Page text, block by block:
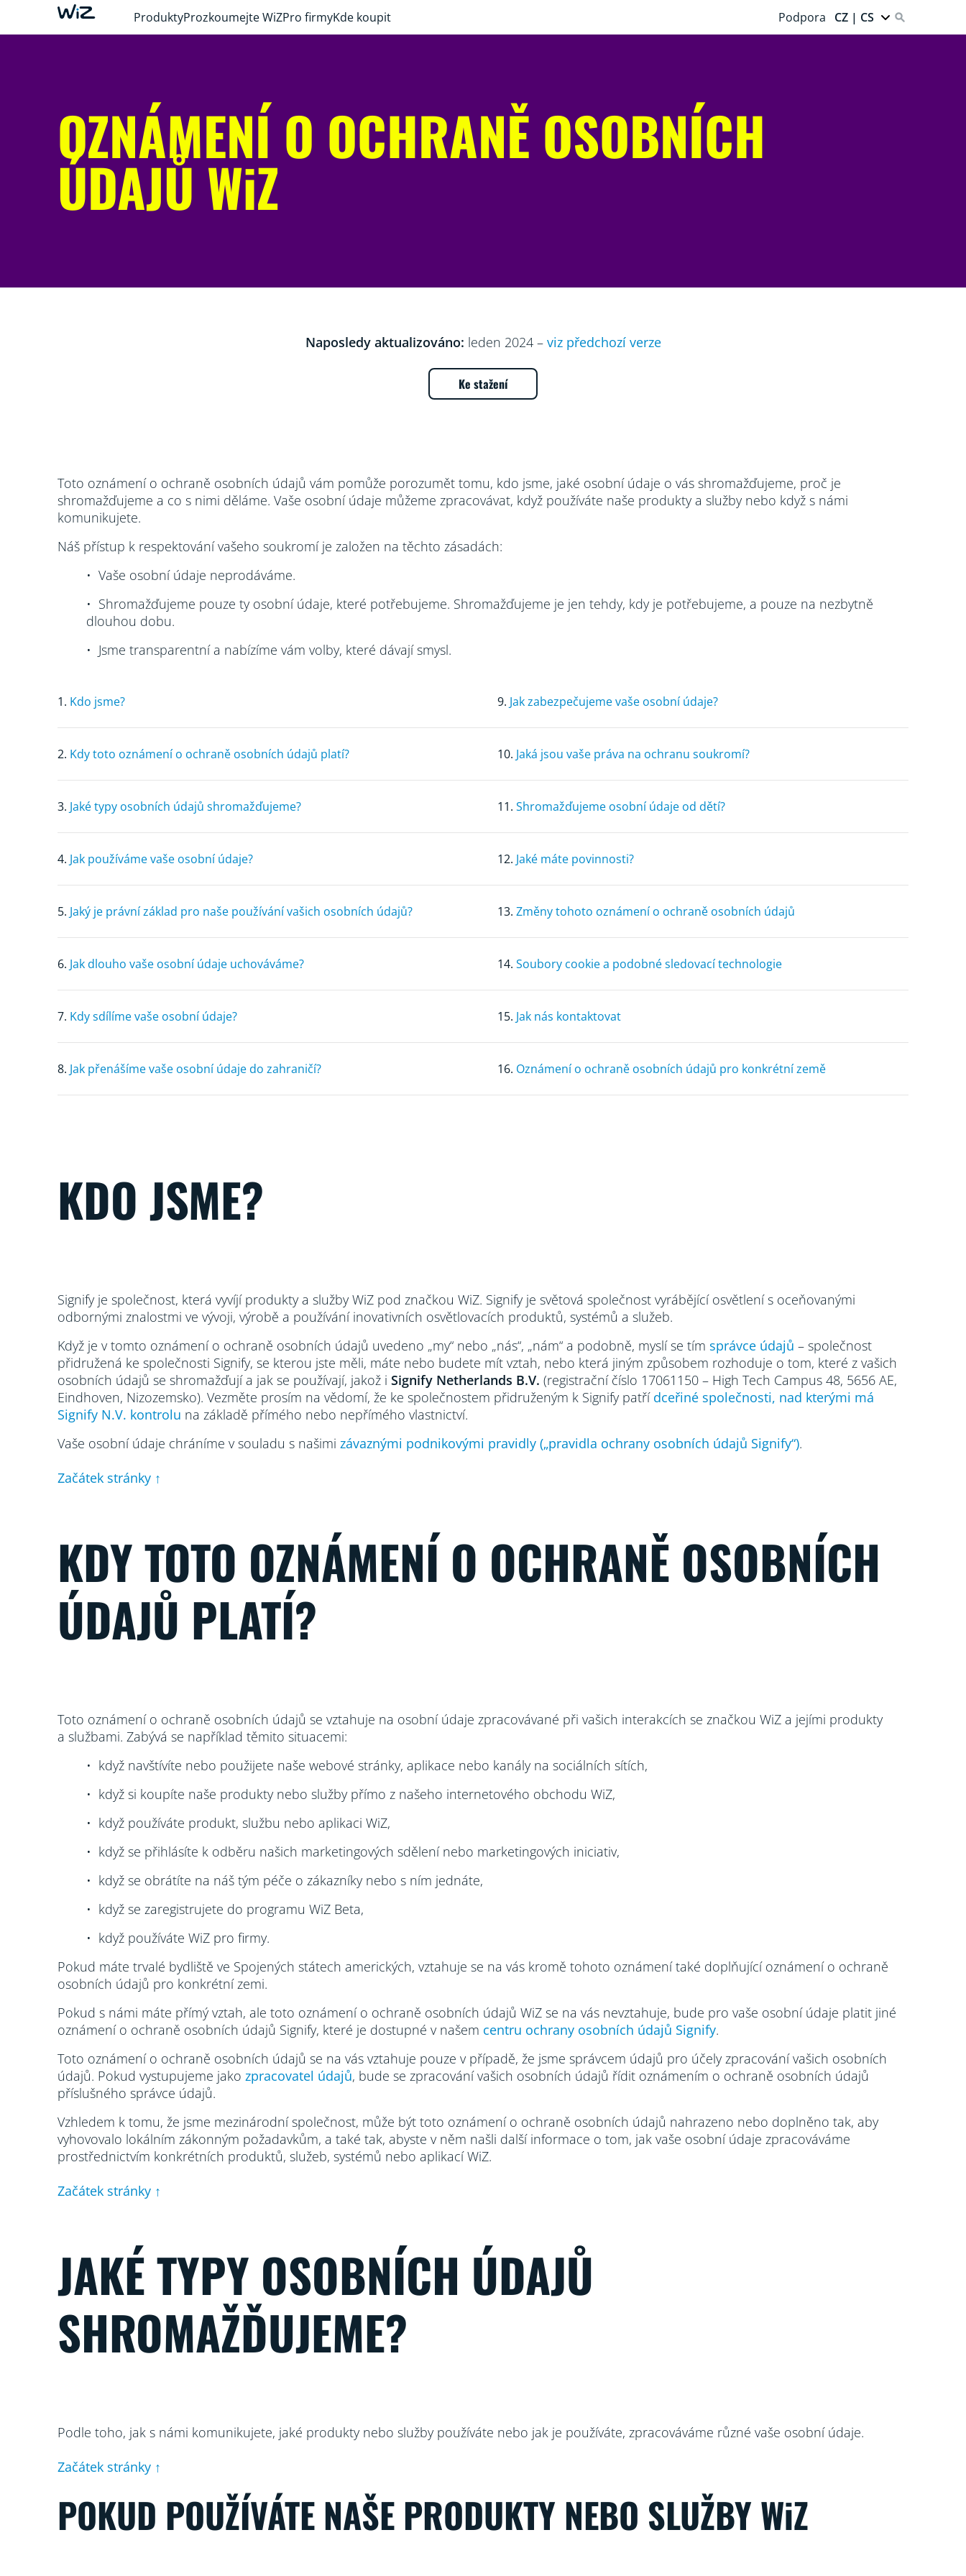
ProduktyProzkoumejte WiZPro firmyKde koupit Podpora CZ | CS
OZNÁMENÍ O OCHRANĚ OSOBNÍCH
ÚDAJŮ WiZ
Naposledy aktualizováno: leden 2024 – viz předchozí verze
Ke stažení
Toto oznámení o ochraně osobních údajů vám pomůže porozumět tomu, kdo jsme, jaké osobní údaje o vás shromažďujeme, proč je
shromažďujeme a co s nimi děláme. Vaše osobní údaje můžeme zpracovávat, když používáte naše produkty a služby nebo když s námi
komunikujete.
Náš přístup k respektování vašeho soukromí je založen na těchto zásadách:
• Vaše osobní údaje neprodáváme.
• Shromažďujeme pouze ty osobní údaje, které potřebujeme. Shromažďujeme je jen tehdy, kdy je potřebujeme, a pouze na nezbytně
dlouhou dobu.
• Jsme transparentní a nabízíme vám volby, které dávají smysl.
1. Kdo jsme? 9. Jak zabezpečujeme vaše osobní údaje?
2. Kdy toto oznámení o ochraně osobních údajů platí? 10. Jaká jsou vaše práva na ochranu soukromí?
3. Jaké typy osobních údajů shromažďujeme? 11. Shromažďujeme osobní údaje od dětí?
4. Jak používáme vaše osobní údaje? 12. Jaké máte povinnosti?
5. Jaký je právní základ pro naše používání vašich osobních údajů? 13. Změny tohoto oznámení o ochraně osobních údajů
6. Jak dlouho vaše osobní údaje uchováváme? 14. Soubory cookie a podobné sledovací technologie
7. Kdy sdílíme vaše osobní údaje? 15. Jak nás kontaktovat
8. Jak přenášíme vaše osobní údaje do zahraničí? 16. Oznámení o ochraně osobních údajů pro konkrétní země
KDO JSME?
Signify je společnost, která vyvíjí produkty a služby WiZ pod značkou WiZ. Signify je světová společnost vyrábějící osvětlení s oceňovanými
odbornými znalostmi ve vývoji, výrobě a používání inovativních osvětlovacích produktů, systémů a služeb.
Když je v tomto oznámení o ochraně osobních údajů uvedeno „my“ nebo „nás“, „nám“ a podobně, myslí se tím správce údajů – společnost
přidružená ke společnosti Signify, se kterou jste měli, máte nebo budete mít vztah, nebo která jiným způsobem rozhoduje o tom, které z vašich
osobních údajů se shromažďují a jak se používají, jakož i Signify Netherlands B.V. (registrační číslo 17061150 – High Tech Campus 48, 5656 AE,
Eindhoven, Nizozemsko). Vezměte prosím na vědomí, že ke společnostem přidruženým k Signify patří dceřiné společnosti, nad kterými má
Signify N.V. kontrolu na základě přímého nebo nepřímého vlastnictví.
Vaše osobní údaje chráníme v souladu s našimi závaznými podnikovými pravidly („pravidla ochrany osobních údajů Signify“).
Začátek stránky ↑
KDY TOTO OZNÁMENÍ O OCHRANĚ OSOBNÍCH
ÚDAJŮ PLATÍ?
Toto oznámení o ochraně osobních údajů se vztahuje na osobní údaje zpracovávané při vašich interakcích se značkou WiZ a jejími produkty
a službami. Zabývá se například těmito situacemi:
• když navštívíte nebo použijete naše webové stránky, aplikace nebo kanály na sociálních sítích,
• když si koupíte naše produkty nebo služby přímo z našeho internetového obchodu WiZ,
• když používáte produkt, službu nebo aplikaci WiZ,
• když se přihlásíte k odběru našich marketingových sdělení nebo marketingových iniciativ,
• když se obrátíte na náš tým péče o zákazníky nebo s ním jednáte,
• když se zaregistrujete do programu WiZ Beta,
• když používáte WiZ pro firmy.
Pokud máte trvalé bydliště ve Spojených státech amerických, vztahuje se na vás kromě tohoto oznámení také doplňující oznámení o ochraně
osobních údajů pro konkrétní zemi.
Pokud s námi máte přímý vztah, ale toto oznámení o ochraně osobních údajů WiZ se na vás nevztahuje, bude pro vaše osobní údaje platit jiné
oznámení o ochraně osobních údajů Signify, které je dostupné v našem centru ochrany osobních údajů Signify.
Toto oznámení o ochraně osobních údajů se na vás vztahuje pouze v případě, že jsme správcem údajů pro účely zpracování vašich osobních
údajů. Pokud vystupujeme jako zpracovatel údajů, bude se zpracování vašich osobních údajů řídit oznámením o ochraně osobních údajů
příslušného správce údajů.
Vzhledem k tomu, že jsme mezinárodní společnost, může být toto oznámení o ochraně osobních údajů nahrazeno nebo doplněno tak, aby
vyhovovalo lokálním zákonným požadavkům, a také tak, abyste v něm našli další informace o tom, jak vaše osobní údaje zpracováváme
prostřednictvím konkrétních produktů, služeb, systémů nebo aplikací WiZ.
Začátek stránky ↑
JAKÉ TYPY OSOBNÍCH ÚDAJŮ
SHROMAŽĎUJEME?
Podle toho, jak s námi komunikujete, jaké produkty nebo služby používáte nebo jak je používáte, zpracováváme různé vaše osobní údaje.
Začátek stránky ↑
POKUD POUŽÍVÁTE NAŠE PRODUKTY NEBO SLUŽBY WiZ